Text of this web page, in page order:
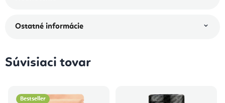
Ostatné informácie
Súvisiaci tovar
Bestseller